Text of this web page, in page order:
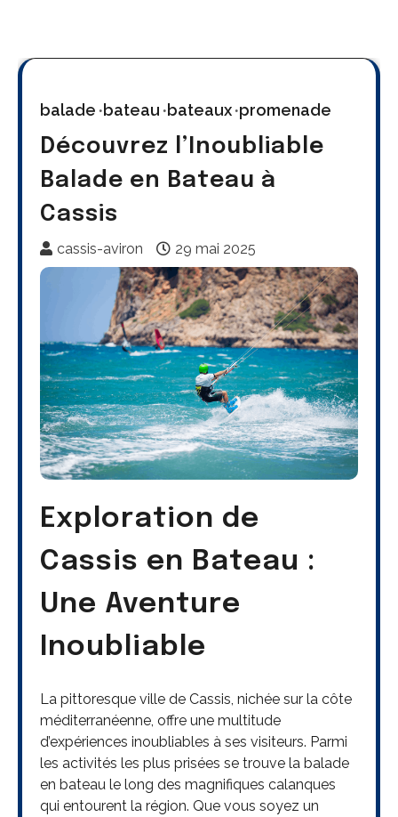
balade bateau bateaux promenade
Découvrez l’Inoubliable
Balade en Bateau à
Cassis
cassis-aviron 29 mai 2025
Exploration de
Cassis en Bateau :
Une Aventure
Inoubliable
La pittoresque ville de Cassis, nichée sur la côte
méditerranéenne, offre une multitude
d’expériences inoubliables à ses visiteurs. Parmi
les activités les plus prisées se trouve la balade
en bateau le long des magnifiques calanques
qui entourent la région. Que vous soyez un